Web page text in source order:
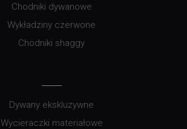
Chodniki dywanowe
Wykładziny czerwone
Chodniki shaggy
Dywany ekskluzywne
Wycieraczki materiałowe